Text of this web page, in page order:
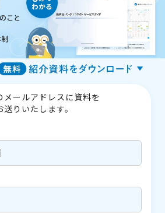
メールアドレスに資料を
送りいたします。